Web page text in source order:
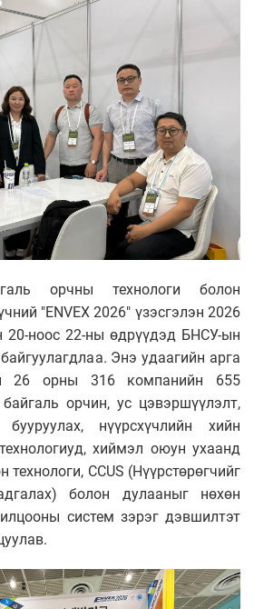
орчны технологи болон
"ENVEX 2026" үзэсгэлэн 2026
20-ноос 22-ны өдрүүдэд БНСУ-ын
Энэ удаагийн арга
26 орны 316 компанийн 655
орчин, ус цэвэршүүлэлт,
нүүрсхүчлийн хийн
хиймэл оюун ухаанд
технологи, CCUS (Нүүрстөрөгчийг
болон дулааныг нөхөн
систем зэрэг дэвшилтэт